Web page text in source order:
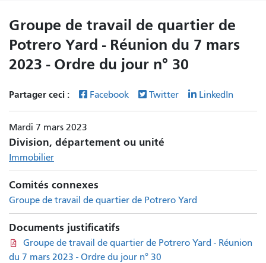
Groupe de travail de quartier de
Potrero Yard - Réunion du 7 mars
2023 - Ordre du jour n° 30
Partager ceci : Facebook Twitter LinkedIn
Mardi 7 mars 2023
Division, département ou unité
Immobilier
Comités connexes
Groupe de travail de quartier de Potrero Yard
Documents justificatifs
Groupe de travail de quartier de Potrero Yard - Réunion
du 7 mars 2023 - Ordre du jour n° 30